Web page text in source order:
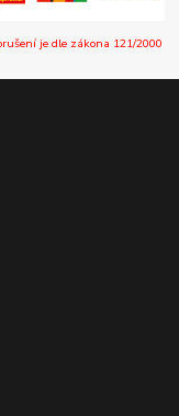
je dle zákona 121/2000